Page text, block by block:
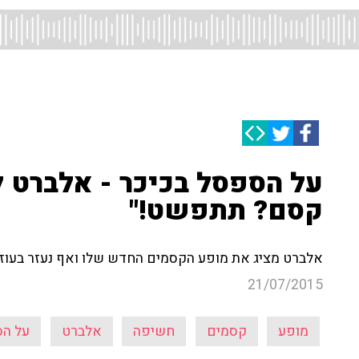
על הספסל בכיכר - אלברט
קסם? תתפשט!"
אלברט מציג את מופע הקסמים החדש שלו ואף נעזר
21/07/2015
מופע קסמים חשיפה אלברט על